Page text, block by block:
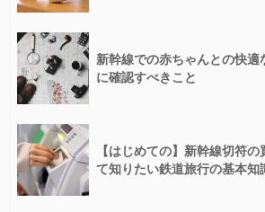
新幹線での赤ちゃんとの快適
に確認すべきこと
【はじめての】新幹線切符
て知りたい鉄道旅行の基本知